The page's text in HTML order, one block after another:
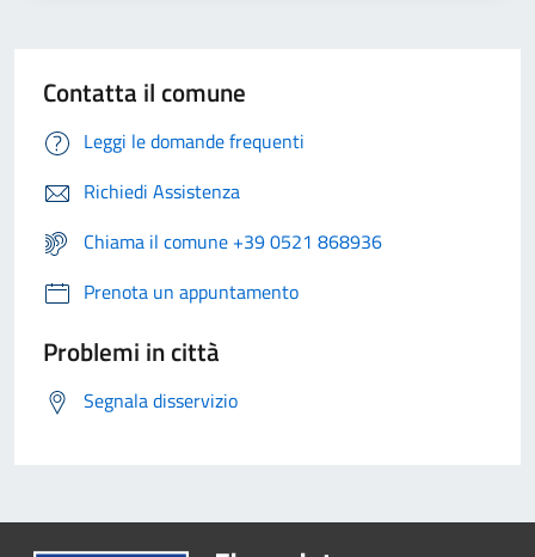
Contatta il comune
Leggi le domande frequenti
Richiedi Assistenza
Chiama il comune +39 0521 868936
Prenota un appuntamento
Problemi in città
Segnala disservizio